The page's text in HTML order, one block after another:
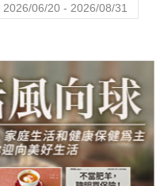
2026/06/20 - 2026/08/31